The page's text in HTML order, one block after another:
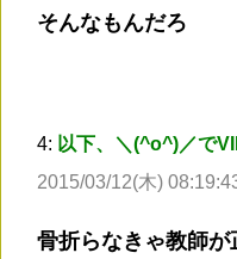
そんなもんだろ
4: 以下、＼(^o^)／で
2015/03/12(木)
骨折らなきゃ教師が